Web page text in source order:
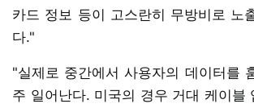
카드 정보 등이 고스란히 무방비로 노
다."
"실제로 중간에서 사용자의 데이터를
주 일어난다. 미국의 경우 거대 케이블